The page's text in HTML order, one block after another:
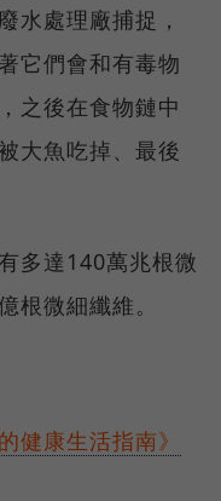
水處理廠捕捉，
它們會和有毒物
之後在食物鏈中
大魚吃掉、最後
多達140萬兆根微
根微細纖維。
健康生活指南》